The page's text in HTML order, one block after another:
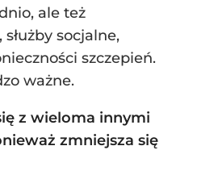
ale też
socjalne,
szczepień.
ważne.
z wieloma innymi
zmniejsza się